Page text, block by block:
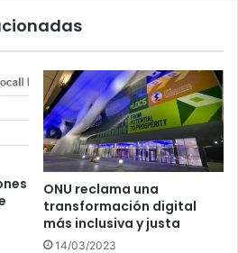
ONU reclama una
transformación digital
más inclusiva y justa
14/03/2023